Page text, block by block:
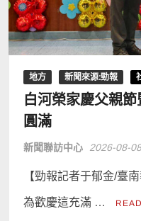
地方 新聞來源:勁報
白河榮家慶父親
圓滿
新聞聯訪中心 2026-08-
【勁報記者于郁金/臺
為歡慶這充滿 …